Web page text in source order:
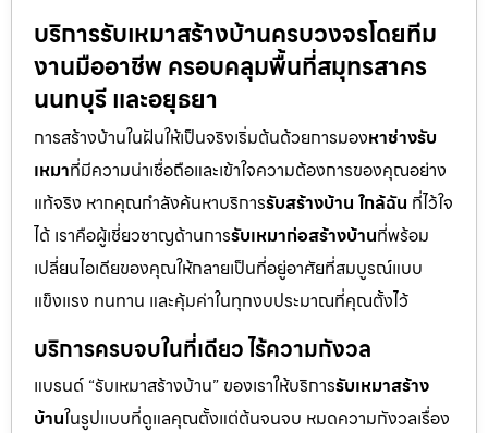
บริการรับเหมาสร้างบ้านครบวงจรโดยทีม
งานมืออาชีพ ครอบคลุมพื้นที่สมุทรสาคร
นนทบุรี และอยุธยา
การสร้างบ้านในฝันให้เป็นจริงเริ่มต้นด้วยการมองหาช่างรับ
เหมาที่มีความน่าเชื่อถือและเข้าใจความต้องการของคุณอย่าง
แท้จริง หากคุณกำลังค้นหาบริการรับสร้างบ้าน ใกล้ฉัน ที่ไว้ใจ
ได้ เราคือผู้เชี่ยวชาญด้านการรับเหมาก่อสร้างบ้านที่พร้อม
เปลี่ยนไอเดียของคุณให้กลายเป็นที่อยู่อาศัยที่สมบูรณ์แบบ
แข็งแรง ทนทาน และคุ้มค่าในทุกงบประมาณที่คุณตั้งไว้
บริการครบจบในที่เดียว ไร้ความกังวล
แบรนด์ “รับเหมาสร้างบ้าน” ของเราให้บริการรับเหมาสร้าง
บ้านในรูปแบบที่ดูแลคุณตั้งแต่ต้นจนจบ หมดความกังวลเรื่อง